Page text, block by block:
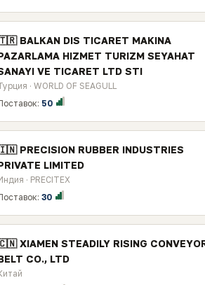
BALKAN DIS TICARET MAKINA
HIZMET TURIZM SEYAHAT
VE TICARET LTD STI
· WORLD OF SEAGULL
50
PRECISION RUBBER INDUSTRIES
LIMITED
· PRECITEX
30
XIAMEN STEADILY RISING
CO., LTD